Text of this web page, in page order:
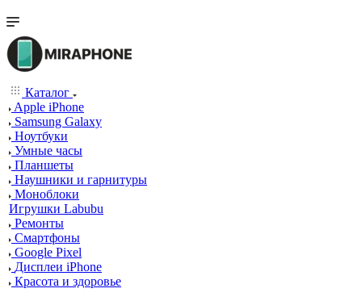
Каталог
Apple iPhone
Samsung Galaxy
Ноутбуки
Умные часы
Планшеты
Наушники и гарнитуры
Моноблоки
Игрушки Labubu
Ремонты
Смартфоны
Google Pixel
Дисплеи iPhone
Красота и здоровье